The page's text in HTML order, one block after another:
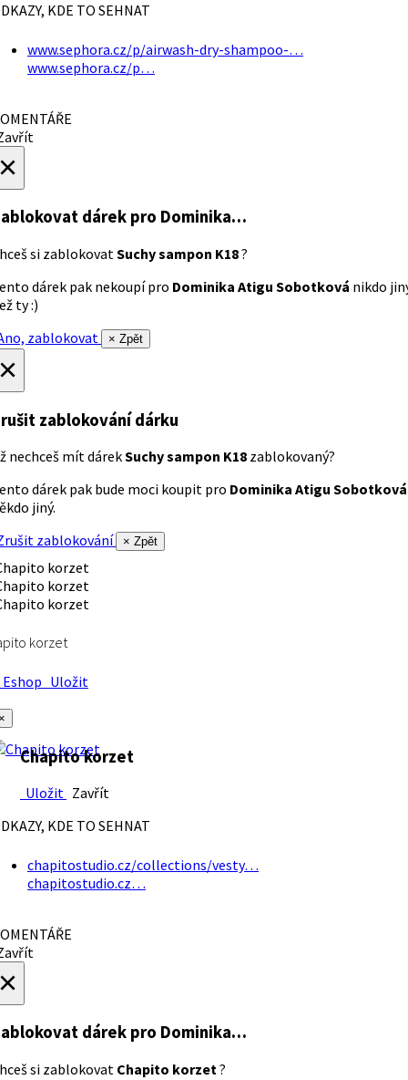
KDE TO SEHNAT
www.sephora.cz/p/airwash-dry-shampoo-…
www.sephora.cz/p…
dárek pro Dominika…
si zablokovatSuchy sampon K18?
dárek pak nekoupí pro Dominika Atigu Sobotková nikdo
ty :)
zablokovat
× Zpět
zablokování dárku
nechceš mít dárekSuchy sampon K18 zablokovaný?
dárek pak bude moci koupit pro Dominika Atigu Sobotková
jiný.
zablokování
× Zpět
korzet
Uložit
Chapito korzet
Uložit Zavřít
KDE TO SEHNAT
chapitostudio.cz/collections/vesty…
chapitostudio.cz…
dárek pro Dominika…
si zablokovat Chapito korzet?